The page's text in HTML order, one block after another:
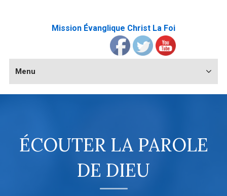
Mission Évanglique Christ La Foi
Menu
ÉCOUTER LA PAROLE
DE DIEU